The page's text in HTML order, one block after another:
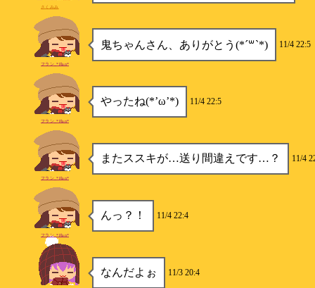
さくみみ
鬼ちゃんさん、ありがとう(*´꒳`*) 11/4 22:5
フラン_*Flan*
やったね(*’ω’*) 11/4 22:5
フラン_*Flan*
またススキが…送り間違えです…？ 11/4
フラン_*Flan*
んっ？！ 11/4 22:4
フラン_*Flan*
なんだよぉ 11/3 20:4